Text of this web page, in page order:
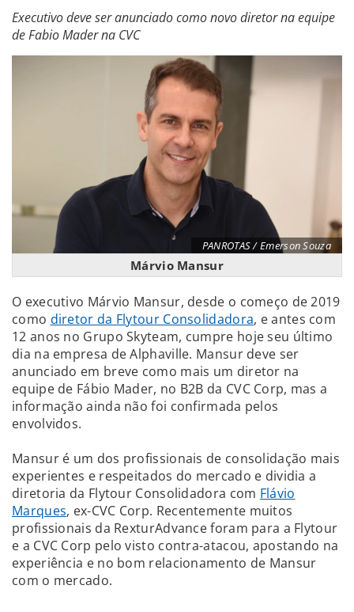
Executivo deve ser anunciado como novo diretor na equipe
de Fabio Mader na CVC
PANROTAS / Emerson Souza
Márvio Mansur
O executivo Márvio Mansur, desde o começo de 2019
como diretor da Flytour Consolidadora, e antes com
12 anos no Grupo Skyteam, cumpre hoje seu último
dia na empresa de Alphaville. Mansur deve ser
anunciado em breve como mais um diretor na
equipe de Fábio Mader, no B2B da CVC Corp, mas a
informação ainda não foi confirmada pelos
envolvidos.
Mansur é um dos profissionais de consolidação mais
experientes e respeitados do mercado e dividia a
diretoria da Flytour Consolidadora com Flávio
Marques, ex-CVC Corp. Recentemente muitos
profissionais da RexturAdvance foram para a Flytour
e a CVC Corp pelo visto contra-atacou, apostando na
experiência e no bom relacionamento de Mansur
com o mercado.